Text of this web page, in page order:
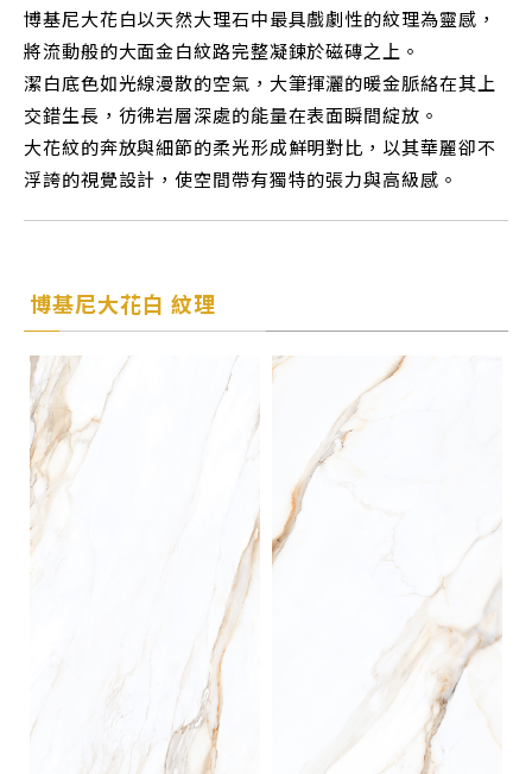
博基尼大花白以天然大理石中最具戲劇性的紋理為靈感，
將流動般的大面金白紋路完整凝鍊於磁磚之上。
潔白底色如光線漫散的空氣，大筆揮灑的暖金脈絡在其上
交錯生長，彷彿岩層深處的能量在表面瞬間綻放。
大花紋的奔放與細節的柔光形成鮮明對比，以其華麗卻不
浮誇的視覺設計，使空間帶有獨特的張力與高級感。
博基尼大花白 紋理